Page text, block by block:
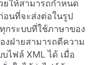
ยให้สามารถกำหนด
อนที่จะส่งต่อในรูป
กระบบที่ใช้ภาษาของ
งฝ่ายสามารถตีความ
ไฟล์ XML ได้ เมื่อ